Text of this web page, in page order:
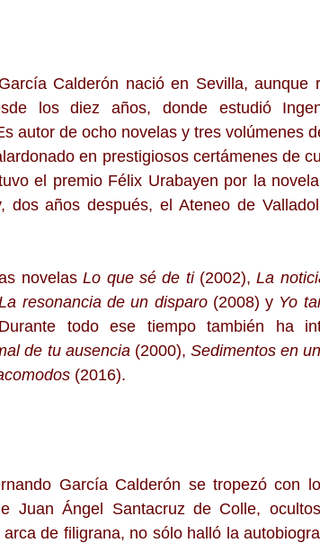
Calderón nació en Sevilla, aunque
los diez años, donde estudió
autor de ocho novelas y tres volúmenes
en prestigiosos certámenes de
el premio Félix Urabayen por la novela
dos años después, el Ateneo de
novelasLo que sé de ti(2002),La
resonancia de un disparo(2008) y Yo
todo ese tiempo también ha
de tu ausencia (2000), Sedimentos en
(2016).
García Calderón se tropezó con
Juan Ángel Santacruz de Colle,
de filigrana, no sólo halló la